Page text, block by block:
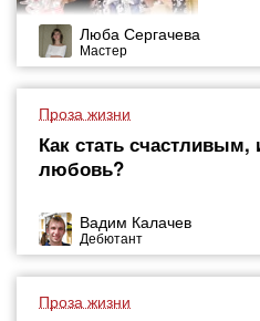
Люба Сергачева
Мастер
Проза жизни
Как стать
любовь?
Вадим Калачев
Дебютант
Проза жизни